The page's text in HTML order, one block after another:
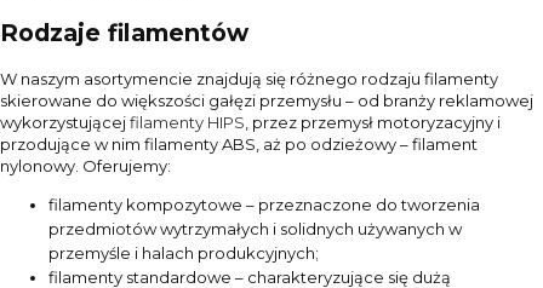
Rodzaje filamentów
W naszym asortymencie znajdują się różnego rodzaju filamenty
skierowane do większości gałęzi przemysłu – od branży reklamowej
wykorzystującejfilamenty HIPS , przez przemysł motoryzacyjny i
przodujące w nim filamenty ABS, aż po odzieżowy – filament
nylonowy. Oferujemy:
filamenty kompozytowe – przeznaczone do tworzenia
przedmiotów wytrzymałych i solidnych używanych w
przemyśle i halach produkcyjnych;
filamenty standardowe – charakteryzujące się dużą